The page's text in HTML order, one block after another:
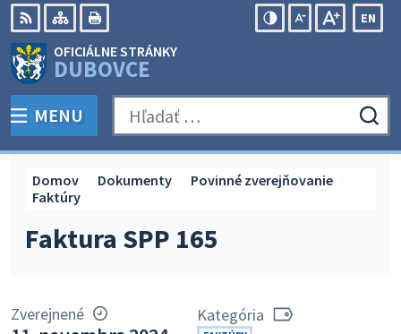
Preskočiť
na
obsah
RSS Mapa
EN
OFICIÁLNE STRÁNKY
DUBOVCE
PREPNÚŤ
MENU Hľadať:
Faktura SPP 165
Domov Dokumenty
Povinné zverejňovanie
Faktúry
Zverejnené Kategória